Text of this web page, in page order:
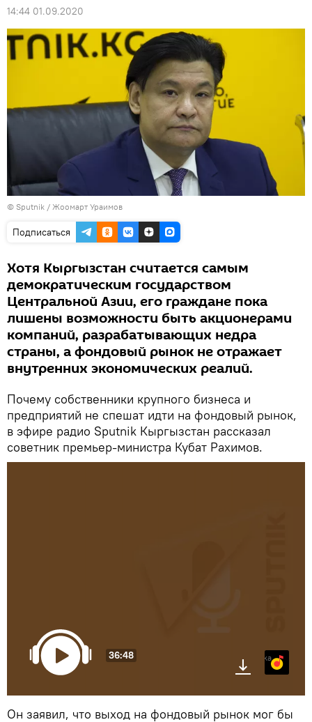
14:44 01.09.2020
© Sputnik / Жоомарт Ураимов
Подписаться
Хотя Кыргызстан считается самым
демократическим государством
Центральной Азии, его граждане пока
лишены возможности быть акционерами
компаний, разрабатывающих недра
страны, а фондовый рынок не отражает
внутренних экономических реалий.
Почему собственники крупного бизнеса и
предприятий не спешат идти на фондовый рынок,
в эфире радио Sputnik Кыргызстан рассказал
советник премьер-министра Кубат Рахимов.
36:48 Яндекс.Музыка
Он заявил, что выход на фондовый рынок мог бы